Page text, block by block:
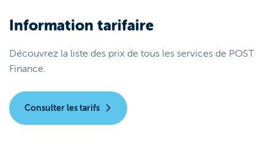
Information tarifaire
Découvrez la liste des prix de tous les services de POST
Finance.
Consulter les tarifs